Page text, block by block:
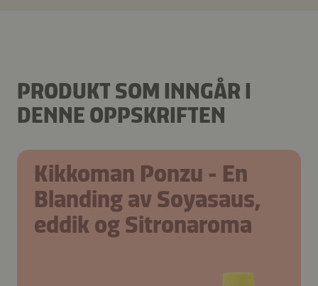
PRODUKT SOM INNGÅR I
DENNE OPPSKRIFTEN
Kikkoman Ponzu - En
Blanding av Soyasaus,
eddik og Sitronaroma